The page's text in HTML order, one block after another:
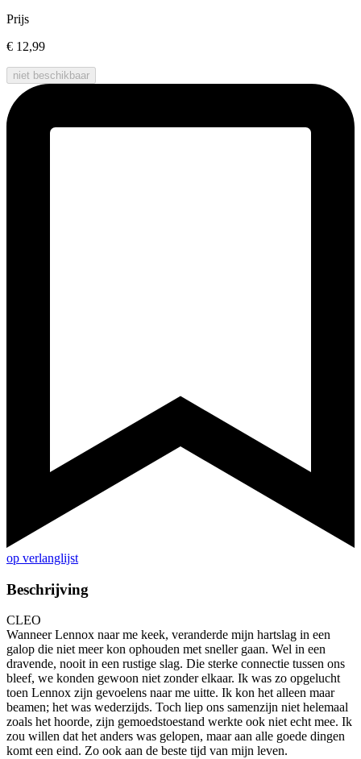
Prijs
€ 12,99
niet beschikbaar
op verlanglijst
Beschrijving
CLEO
Wanneer Lennox naar me keek, veranderde mijn hartslag in een
galop die niet meer kon ophouden met sneller gaan. Wel in een
dravende, nooit in een rustige slag. Die sterke connectie tussen ons
bleef, we konden gewoon niet zonder elkaar. Ik was zo opgelucht
toen Lennox zijn gevoelens naar me uitte. Ik kon het alleen maar
beamen; het was wederzijds. Toch liep ons samenzijn niet helemaal
zoals het hoorde, zijn gemoedstoestand werkte ook niet echt mee. Ik
zou willen dat het anders was gelopen, maar aan alle goede dingen
komt een eind. Zo ook aan de beste tijd van mijn leven.